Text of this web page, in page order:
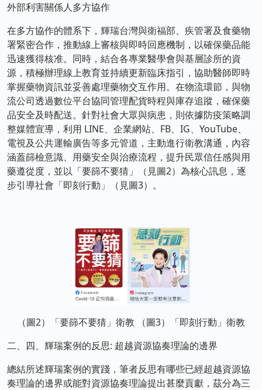
外部利害關係人多方協作
在多方協作的體系下，輝瑞台灣與衛福部、疾管署及食藥物
署緊密合作，推動線上審核與即時回應機制，以確保藥品能
迅速獲得核准。同時，結合各專業醫學會與基層診所的資
源，積極辦理線上教育並持續更新臨床指引，協助醫師即時
掌握藥物資訊並妥善處理藥物交互作用。在物流環節，與物
流公司透過數位平台協同管理配貨時程與庫存追蹤，確保藥
品安全及時配送。針對社會大眾與病患，則依據防疫策略調
整媒體宣導，利用 LINE、企業網站、FB、IG、YouTube、
電視及公共運輸廣告等多元管道，主動進行衛教溝通，內容
涵蓋篩檢意識、用藥安全與治療流程，提升民眾信任感與用
藥遵從度，並以「要篩不要猜」（見圖2）為核心訊息，逐
步引導社會「即刻行動」（見圖3）。
（圖2）「要篩不要猜」衛教 （圖3）「即刻行動」衛教
二、四、輝瑞案例的反思: 超越資源協奏理論的邊界
總結所述輝瑞案例的實踐，筆者反思有哪些已經超越資源協
奏理論的邊界或能對資源協奏理論提出甚麼貢獻，茲分為三